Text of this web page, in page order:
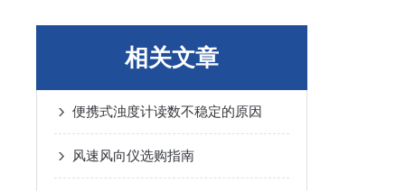
相关文章
便携式浊度计读数不稳定的原因
风速风向仪选购指南